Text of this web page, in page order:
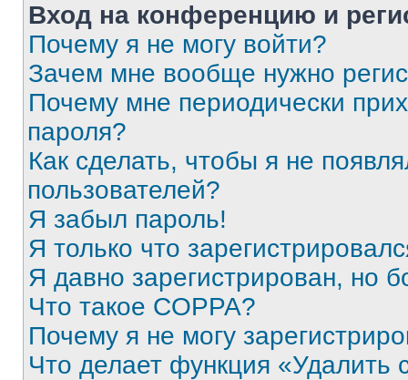
Вход на конференцию и
Почему я не могу войти?
Зачем мне вообще нужно
Почему мне периодически
пароля?
Как сделать, чтобы я не
пользователей?
Я забыл пароль!
Я только что
Я давно зарегистрирован, но
Что такое COPPA?
Почему я не могу
Что делает функция «Удалить